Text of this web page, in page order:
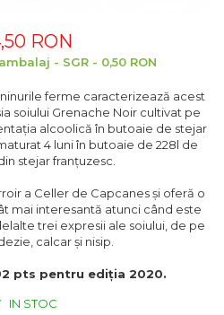
RON
- SGR - 0,50 RON
ferme caracterizează acest
soiului Grenache Noir cultivat pe
alcoolică în butoaie de stejar
4 luni în butoaie de 228l de
stejar franțuzesc.
a Celler de Capcanes și oferă o
mai interesantă atunci când este
trei expresii ale soiului, de pe
calcar și nisip.
pts pentru ediția 2020.
IN STOC